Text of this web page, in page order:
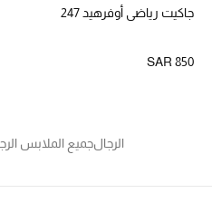
الأطفال
مستلزمات المنزل
جاكيت رياضي أوفرهيد 247
SAR 850
الرجالجميع الملابس